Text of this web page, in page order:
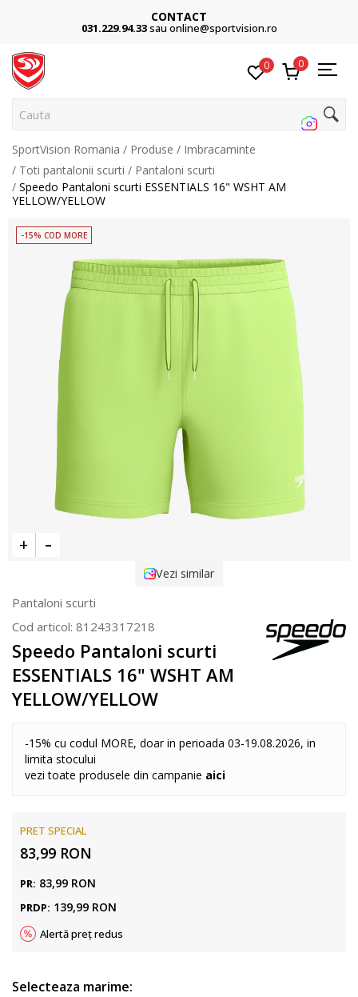
CONTACT
031.229.94.33sau online@sportvision.ro
0 0
Cauta pe
SportVision Romania Produse
Imbracaminte
Toti pantalonii scurti
Pantaloni scurti
Speedo Pantaloni scurti ESSENTIALS 16" WSHT AM
YELLOW/YELLOW
-15% COD MORE
Vezi similar
Pantaloni scurti
Cod articol: 81243317218
Speedo Pantaloni scurti
ESSENTIALS 16" WSHT AM
YELLOW/YELLOW
-15% cu codul MORE, doar in perioada 03-19.08.2026, in
limita stocului
vezi toate produsele din campanie aici
PRET SPECIAL
83,99 RON
PR: 83,99 RON
PRDP: 139,99 RON
Alertă preț redus
Selecteaza marime: